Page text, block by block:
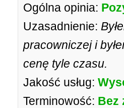
Ogólna opinia:
Uzasadnienie:
pracowniczej i
cenę tyle czasu.
Jakość usług:
Terminowość: Bez